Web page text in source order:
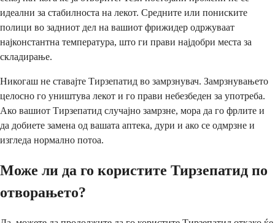
идеални за стабилноста на лекот. Средните или пониските
полици во задниот дел на вашиот фрижидер одржуваат
најконстантна температура, што ги прави најдобри места за
складирање.
Никогаш не ставајте Тирзепатид во замрзнувач. Замрзнувањето
целосно го уништува лекот и го прави небезбеден за употреба.
Ако вашиот Тирзепатид случајно замрзне, мора да го фрлите и
да добиете замена од вашата аптека, дури и ако се одмрзне и
изгледа нормално потоа.
Може ли да го користите Тирзепатид по
отворањето?